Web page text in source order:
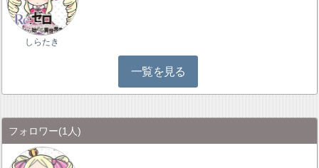
しらたき
一覧を見る
フォロワー(1人)